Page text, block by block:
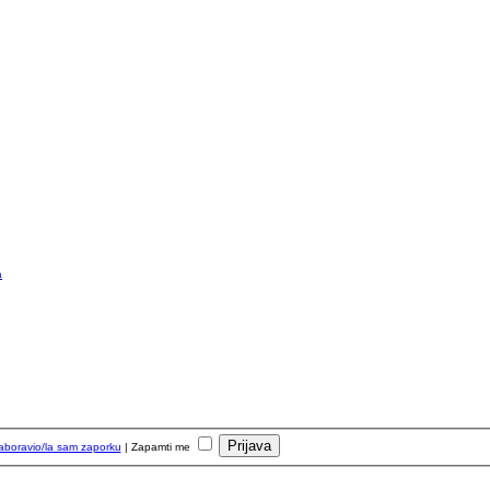
la sam zaporku Zapamti me